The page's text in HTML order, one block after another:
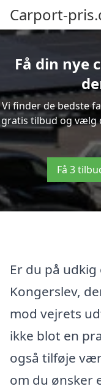
Carport-
Få din nye
Vi finder de bedste
gratis tilbud og vælg
Få 3
Er du på
Kongerslev,
mod vejrets
ikke blot en
også tilføje
om du ønsker